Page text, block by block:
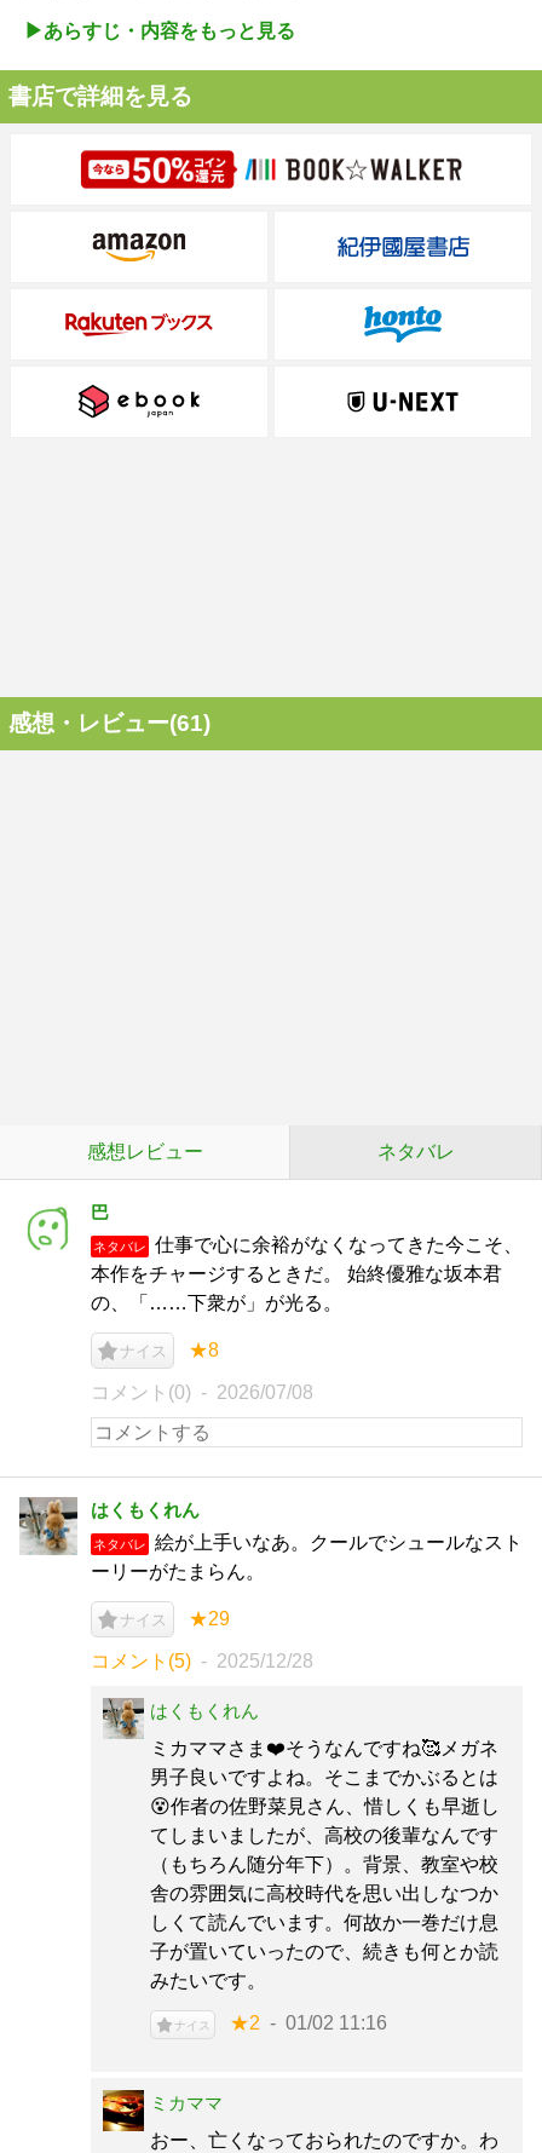
▶︎あらすじ・内容をもっと見る
書店で詳細を見る
感想・レビュー(61)
感想レビュー ネタバレ
巴
ネタバレ
仕事で心に余裕がなくなってきた今こそ、
本作をチャージするときだ。 始終優雅な坂本君
の、「……下衆が」が光る。
ナイス ★8
コメント(0) 2026/07/08
はくもくれん
ネタバレ
絵が上手いなあ。クールでシュールなスト
ーリーがたまらん。
ナイス ★29
コメント(5) 2025/12/28
はくもくれん
ミカママさま❤️そうなんですね🥰メガネ
男子良いですよね。そこまでかぶるとは
😵作者の佐野菜見さん、惜しくも早逝し
てしまいましたが、高校の後輩なんです
（もちろん随分年下）。背景、教室や校
舎の雰囲気に高校時代を思い出しなつか
しくて読んでいます。何故か一巻だけ息
子が置いていったので、続きも何とか読
みたいです。
ナイス ★2 01/02 11:16
ミカママ
おー、亡くなっておられたのですか。わ